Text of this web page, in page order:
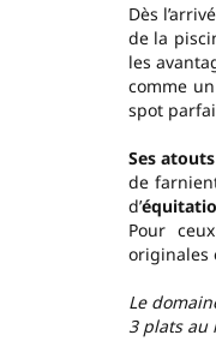
Dès
de la
les
comme
spot
Ses
de
d’
Pour
originales
Le
3 plats au